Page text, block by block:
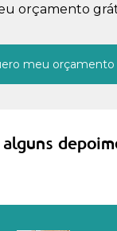
orçamento
meu orçamento